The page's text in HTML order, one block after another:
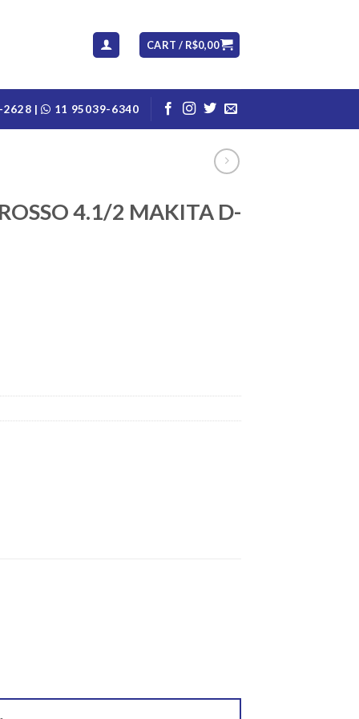
CART / R$0,00
2628 | 11 95039-6340
4.1/2 MAKITA D-